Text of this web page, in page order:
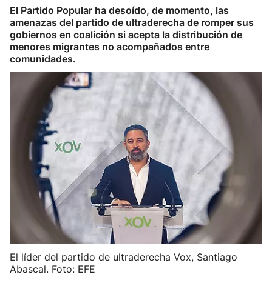
El Partido Popular ha desoído, de momento, las
amenazas del partido de ultraderecha de romper sus
gobiernos en coalición si acepta la distribución de
menores migrantes no acompañados entre
comunidades.
El líder del partido de ultraderecha Vox, Santiago
Abascal. Foto: EFE